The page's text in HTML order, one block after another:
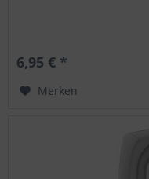
6,95 € *
Merken